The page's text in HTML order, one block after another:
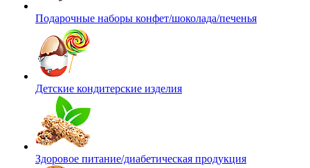
Подарочные наборы конфет/шоколада/печенья
Детские кондитерские изделия
Здоровое питание/диабетическая продукция